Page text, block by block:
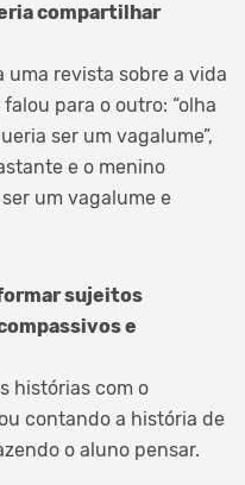
compartilhar
uma revista sobre a vida
para o outro: “olha
ser um vagalume”,
e o menino
um vagalume e
sujeitos
e
histórias com o
contando a história de
o aluno pensar.